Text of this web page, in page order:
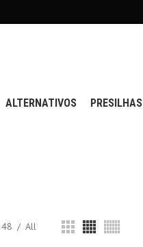
ALTERNATIVOS PRESILHAS
48 All